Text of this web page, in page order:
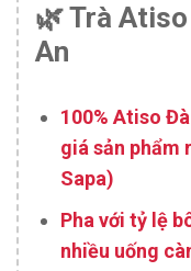
🌿 Trà
An
100% Atiso
giá sản phẩm
Sapa)
Pha với tỷ lệ
nhiều uống